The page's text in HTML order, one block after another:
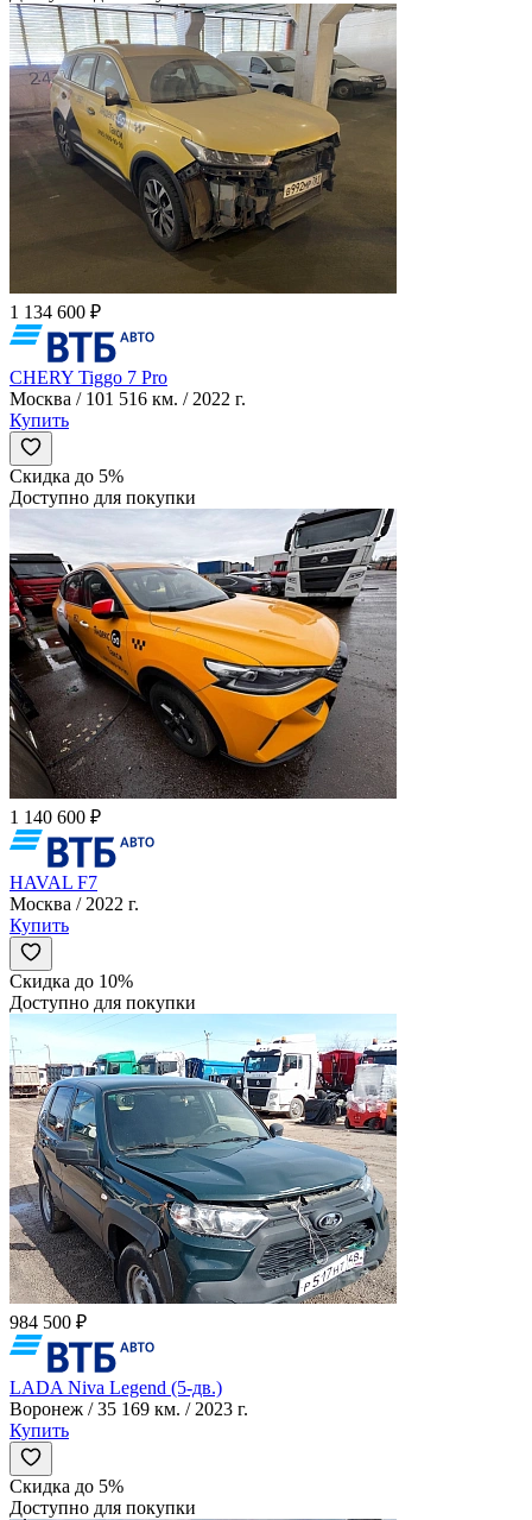
1 134 600 ₽
CHERY Tiggo 7 Pro
Москва / 101 516 км. / 2022 г.
Купить
Скидка до 5%
Доступно для покупки
1 140 600 ₽
HAVAL F7
Москва / 2022 г.
Купить
Скидка до 10%
Доступно для покупки
984 500 ₽
LADA Niva Legend (5-дв.)
Воронеж / 35 169 км. / 2023 г.
Купить
Скидка до 5%
Доступно для покупки